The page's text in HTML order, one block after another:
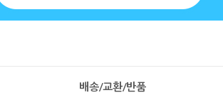
배송/교환/반품